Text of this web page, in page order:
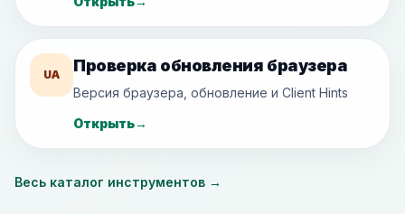
UA Проверка обновления браузера
Версия браузера, обновление и Client Hints
Открыть→
Весь каталог инструментов →